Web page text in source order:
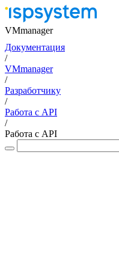
VMmanager
Документация
/
VMmanager
/
Разработчику
/
Работа с API
/
Работа с API